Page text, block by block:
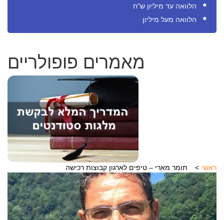
הלוואה עד מיליון ש"ח
הלוואה מעל מיליון
מאמרים פופולריים
ראשי תומר מארי – טיפים לארגון קבוצות רכישה